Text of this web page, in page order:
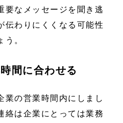
要なメッセージを聞き逃
伝わりにくくなる可能性
。
間に合わせる
業の営業時間内にしまし
絡は企業にとっては業務